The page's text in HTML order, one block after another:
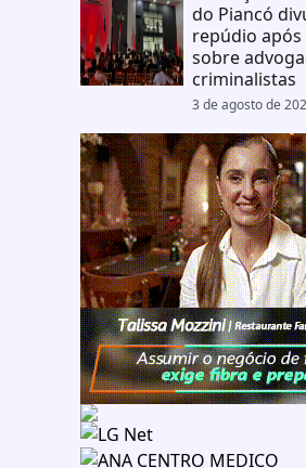
do Piancó
repúdio após
sobre
criminalistas
3 de agosto de